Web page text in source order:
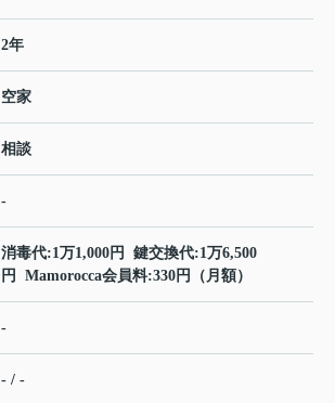
2年
空家
相談
-
消毒代:1万1,000円 鍵交換代:1万6,500
円 Mamorocca会員料:330円（月額）
-
- / -